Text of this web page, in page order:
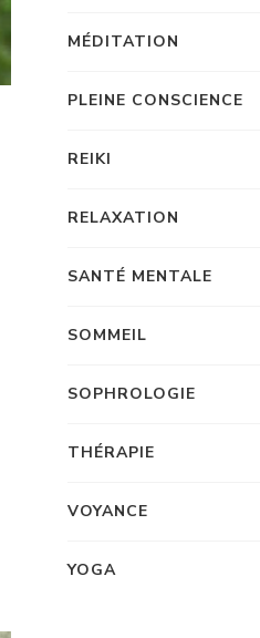
MÉDITATION
PLEINE CONSCIENCE
REIKI
RELAXATION
SANTÉ MENTALE
SOMMEIL
SOPHROLOGIE
THÉRAPIE
VOYANCE
YOGA